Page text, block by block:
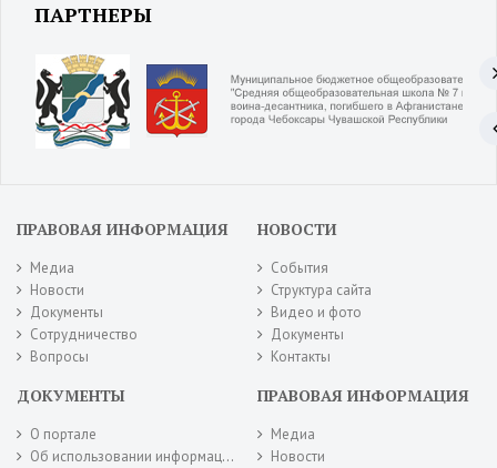
ПАРТНЕРЫ
ПРАВОВАЯ ИНФОРМАЦИЯ
Медиа
Новости
Документы
Сотрудничество
Вопросы
НОВОСТИ
События
Структура сайта
Видео и фото
Документы
Контакты
ДОКУМЕНТЫ
О портале
Об использовании информации сайта
ПРАВОВАЯ ИНФОРМАЦИЯ
Медиа
Новости